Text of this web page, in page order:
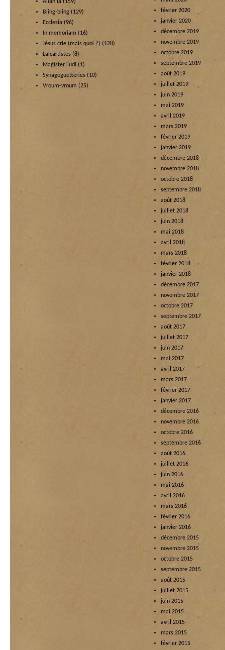
Allah là (159)
Bling-bling (129)
Ecclesia (96)
In memoriam (16)
Jésus crie (mais quoi ?) (128)
Laïcartistes (8)
Magister Ludi (1)
Synagoguetteries (10)
Vroum-vroum (25)
février 2020
janvier 2020
décembre 2019
novembre 2019
octobre 2019
septembre 2019
août 2019
juillet 2019
juin 2019
mai 2019
avril 2019
mars 2019
février 2019
janvier 2019
décembre 2018
novembre 2018
octobre 2018
septembre 2018
août 2018
juillet 2018
juin 2018
mai 2018
avril 2018
mars 2018
février 2018
janvier 2018
décembre 2017
novembre 2017
octobre 2017
septembre 2017
août 2017
juillet 2017
juin 2017
mai 2017
avril 2017
mars 2017
février 2017
janvier 2017
décembre 2016
novembre 2016
octobre 2016
septembre 2016
août 2016
juillet 2016
juin 2016
mai 2016
avril 2016
mars 2016
février 2016
janvier 2016
décembre 2015
novembre 2015
octobre 2015
septembre 2015
août 2015
juillet 2015
juin 2015
mai 2015
avril 2015
mars 2015
février 2015